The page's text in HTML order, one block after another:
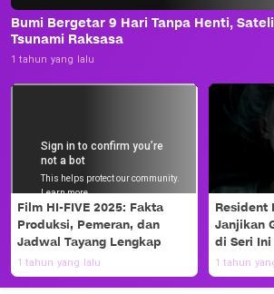
Bumi Bergetar 9 Hari Tanpa Henti,
Tsunami Raksasa
1 tahun yang lalu
Film HI-FIVE 2025: Fakta
Produksi, Pemeran, dan
Jadwal Tayang Lengkap
1 tahun yang lalu
Resident
Janjikan
di Seri Ini
1 tahun